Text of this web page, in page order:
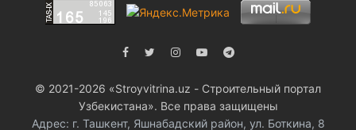
© 2021-2026 «Stroyvitrina.uz - Строительный портал
Узбекистана». Все права защищены
Адрес: г. Ташкент, Яшнабадский район, ул. Боткина, 8